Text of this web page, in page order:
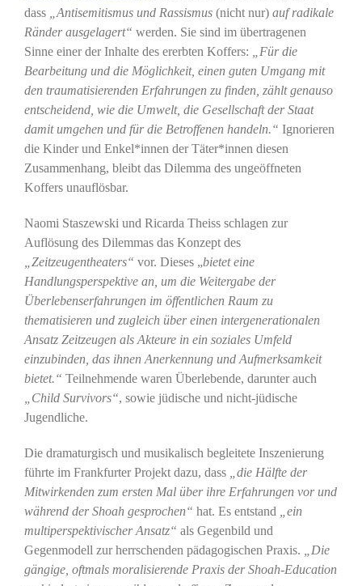
dass „Antisemitismus und Rassismus(nicht nur) auf radikale
Ränder ausgelagert“ werden. Sie sind im übertragenen
Sinne einer der Inhalte des ererbten Koffers: „Für die
Bearbeitung und die Möglichkeit, einen guten Umgang mit
den traumatisierenden Erfahrungen zu finden, zählt genauso
entscheidend, wie die Umwelt, die Gesellschaft der Staat
damit umgehen und für die Betroffenen handeln.“ Ignorieren
die Kinder und Enkel*innen der Täter*innen diesen
Zusammenhang, bleibt das Dilemma des ungeöffneten
Koffers unauflösbar.
Naomi Staszewski und Ricarda Theiss schlagen zur
Auflösung des Dilemmas das Konzept des
„Zeitzeugentheaters“ vor. Dieses „bietet eine
Handlungsperspektive an, um die Weitergabe der
Überlebenserfahrungen im öffentlichen Raum zu
thematisieren und zugleich über einen intergenerationalen
Ansatz Zeitzeugen als Akteure in ein soziales Umfeld
einzubinden, das ihnen Anerkennung und Aufmerksamkeit
bietet.“ Teilnehmende waren Überlebende, darunter auch
„Child Survivors“, sowie jüdische und nicht-jüdische
Jugendliche.
Die dramaturgisch und musikalisch begleitete Inszenierung
führte im Frankfurter Projekt dazu, dass „die Hälfte der
Mitwirkenden zum ersten Mal über ihre Erfahrungen vor und
während der Shoah gesprochen“ hat. Es entstand „ein
multiperspektivischer Ansatz“ als Gegenbild und
Gegenmodell zur herrschenden pädagogischen Praxis. „Die
gängige, oftmals moralisierende Praxis der Shoah-Education